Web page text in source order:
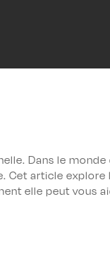
Dans le monde
article explore
elle peut vous